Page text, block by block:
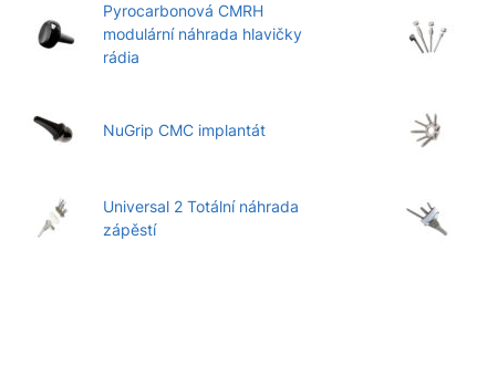
Pyrocarbonová CMRH
modulární náhrada hlavičky
rádia
NuGrip CMC implantát
Universal 2 Totální náhrada
zápěstí